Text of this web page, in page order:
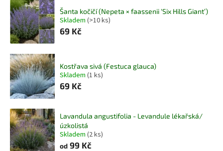
Šanta kočičí (Nepeta × faassenii ‘Six Hills Giant’)
Skladem (>10 ks)
69 Kč
Kostřava sivá (Festuca glauca)
Skladem (1 ks)
69 Kč
Lavandula angustifolia - Levandule lékařská/
úzkolistá
Skladem (2 ks)
od 99 Kč